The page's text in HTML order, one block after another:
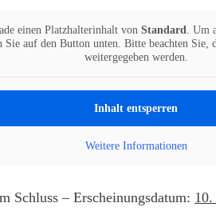
einen Platzhalterinhalt von Standard. Um
auf den Button unten. Bitte beachten Sie,
weitergegeben werden.
Inhalt entsperren
Weitere Informationen
Schluss – Erscheinungsdatum: